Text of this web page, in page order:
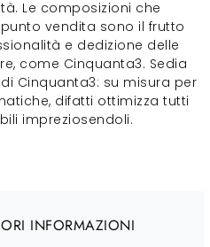
Le composizioni che
vendita sono il frutto
e dedizione delle
come Cinquanta3. Sedia
Cinquanta3: su misura per
difatti ottimizza tutti
impreziosendoli.
INFORMAZIONI